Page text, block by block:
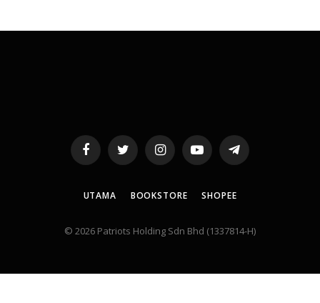
FacebookTwitter InstagramYouTubeTelegram
UTAMA BOOKSTORE SHOPEE
© 2026 Patriots Holding Sdn Bhd (1337814-H)